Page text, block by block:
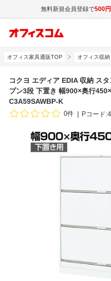
無料新規会員登録で500
オフィス家具通販TOP オフィス収
コクヨ エディア EDIA 収納 ス
プン3段 下置き 幅900×奥行
C3A59SAWBP-K
0件 Pコード